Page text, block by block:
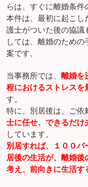
らは、すぐに離婚条件
本件は、最初に起こし
護士がついた後の協議
しては、離婚のため
案です。
当事務所では、離婚を
程におけるストレスを
す。
特に、別居後は、ご依
士に任せ、できるだけ
しています。
別居すれば、１００パ
居後の生活が、離婚後
考え、前向きに生活す